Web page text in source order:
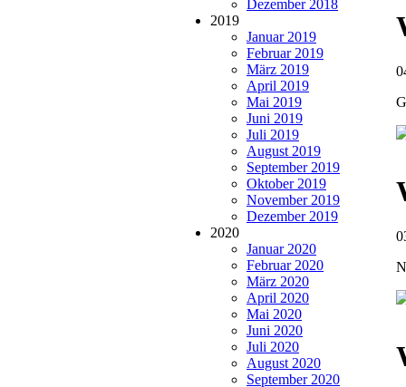
Dezember 2018
2019
Januar 2019
Februar 2019
März 2019
April 2019
Mai 2019
Juni 2019
Juli 2019
August 2019
September 2019
Oktober 2019
November 2019
Dezember 2019
2020
Januar 2020
Februar 2020
März 2020
April 2020
Mai 2020
Juni 2020
Juli 2020
August 2020
September 2020